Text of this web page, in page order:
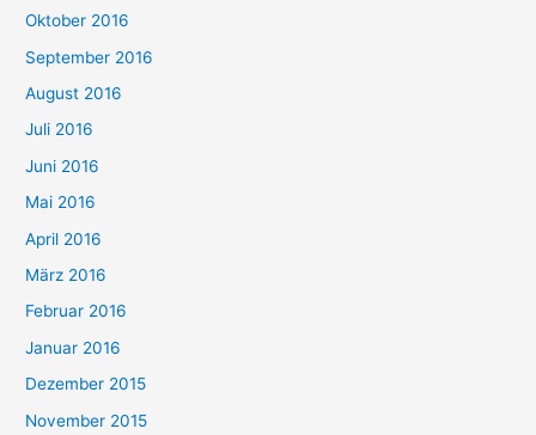
Oktober 2016
September 2016
August 2016
Juli 2016
Juni 2016
Mai 2016
April 2016
März 2016
Februar 2016
Januar 2016
Dezember 2015
November 2015